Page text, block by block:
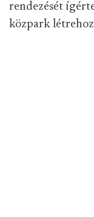
rendezését
közpark